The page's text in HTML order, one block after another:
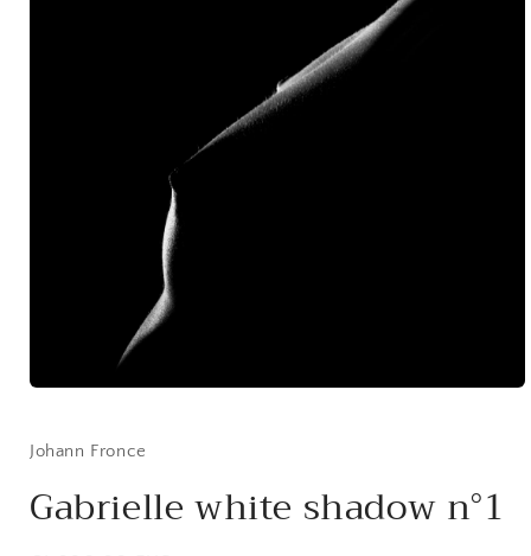
1
fenêtre
modale
Johann Fronce
Gabrielle white shadow n°1